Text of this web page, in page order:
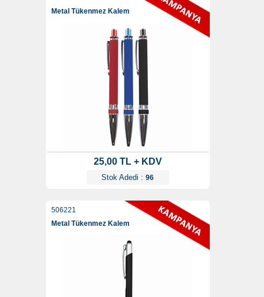
Metal Tükenmez Kalem
25,00 TL + KDV
Stok Adedi : 96
506221
Metal Tükenmez Kalem